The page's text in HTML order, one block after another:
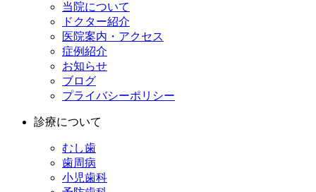
当院について
ドクター紹介
医院案内・アクセス
症例紹介
お知らせ
ブログ
プライバシーポリシー
診療について
むし歯
歯周病
小児歯科